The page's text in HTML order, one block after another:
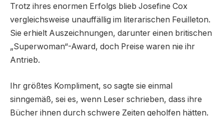
Trotz ihres enormen Erfolgs blieb Josefine Cox
vergleichsweise unauffällig im literarischen Feuilleton.
Sie erhielt Auszeichnungen, darunter einen britischen
„Superwoman“-Award, doch Preise waren nie ihr
Antrieb.
Ihr größtes Kompliment, so sagte sie einmal
sinngemäß, sei es, wenn Leser schrieben, dass ihre
Bücher ihnen durch schwere Zeiten geholfen hätten.